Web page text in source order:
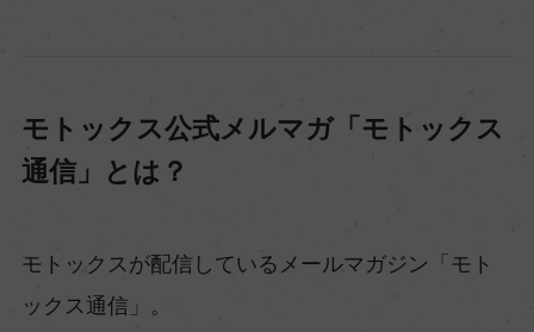
モトックス公式メルマガ「モトックス
通信」とは？
モトックスが配信しているメールマガジン「モト
ックス通信」。